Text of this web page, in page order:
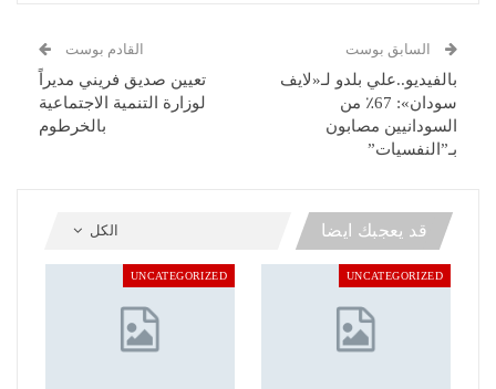
السابق بوست
بالفيديو..علي بلدو لـ«لايف
سودان»: 67٪ من
السودانيين مصابون
بـ”النفسيات”
القادم بوست
تعيين صديق فريني مديراً
لوزارة التنمية الاجتماعية
بالخرطوم
الكل قد يعجبك ايضا
UNCATEGORIZED
UNCATEGORIZED